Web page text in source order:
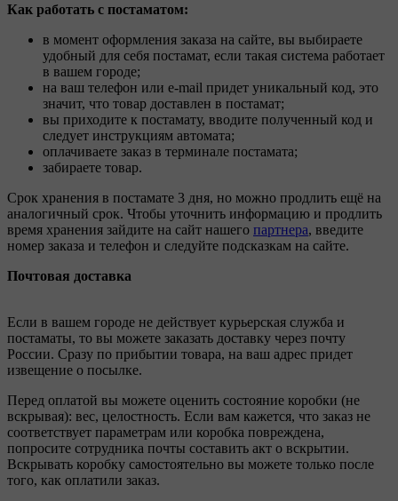
Как работать с постаматом:
в момент оформления заказа на сайте, вы выбираете
удобный для себя постамат, если такая система работает
в вашем городе;
на ваш телефон или e-mail придет уникальный код, это
значит, что товар доставлен в постамат;
вы приходите к постамату, вводите полученный код и
следует инструкциям автомата;
оплачиваете заказ в терминале постамата;
забираете товар.
Срок хранения в постамате 3 дня, но можно продлить ещё на
аналогичный срок. Чтобы уточнить информацию и продлить
время хранения зайдите на сайт нашего партнера, введите
номер заказа и телефон и следуйте подсказкам на сайте.
Почтовая доставка
Если в вашем городе не действует курьерская служба и
постаматы, то вы можете заказать доставку через почту
России. Сразу по прибытии товара, на ваш адрес придет
извещение о посылке.
Перед оплатой вы можете оценить состояние коробки (не
вскрывая): вес, целостность. Если вам кажется, что заказ не
соответствует параметрам или коробка повреждена,
попросите сотрудника почты составить акт о вскрытии.
Вскрывать коробку самостоятельно вы можете только после
того, как оплатили заказ.